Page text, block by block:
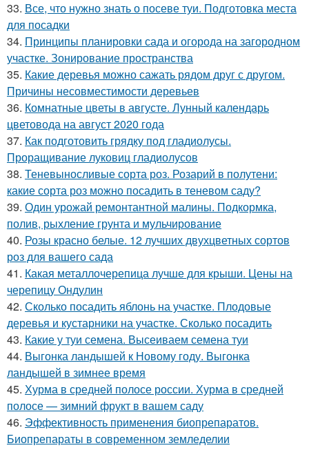
33. Все, что нужно знать о посеве туи. Подготовка места
для посадки
34. Принципы планировки сада и огорода на загородном
участке. Зонирование пространства
35. Какие деревья можно сажать рядом друг с другом.
Причины несовместимости деревьев
36. Комнатные цветы в августе. Лунный календарь
цветовода на август 2020 года
37. Как подготовить грядку под гладиолусы.
Проращивание луковиц гладиолусов
38. Теневыносливые сорта роз. Розарий в полутени:
какие сорта роз можно посадить в теневом саду?
39. Один урожай ремонтантной малины. Подкормка,
полив, рыхление грунта и мульчирование
40. Розы красно белые. 12 лучших двухцветных сортов
роз для вашего сада
41. Какая металлочерепица лучше для крыши. Цены на
черепицу Ондулин
42. Сколько посадить яблонь на участке. Плодовые
деревья и кустарники на участке. Сколько посадить
43. Какие у туи семена. Высеиваем семена туи
44. Выгонка ландышей к Новому году. Выгонка
ландышей в зимнее время
45. Хурма в средней полосе россии. Хурма в средней
полосе — зимний фрукт в вашем саду
46. Эффективность применения биопрепаратов.
Биопрепараты в современном земледелии